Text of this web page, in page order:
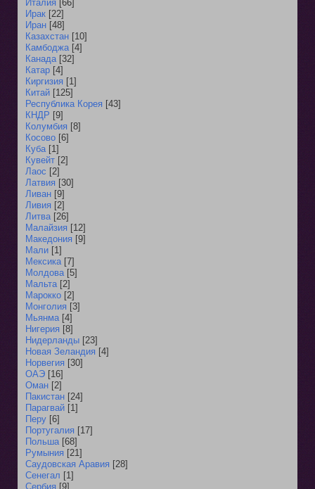
Италия [66]
Ирак [22]
Иран [48]
Казахстан [10]
Камбоджа [4]
Канада [32]
Катар [4]
Киргизия [1]
Китай [125]
Республика Корея [43]
КНДР [9]
Колумбия [8]
Косово [6]
Куба [1]
Кувейт [2]
Лаос [2]
Латвия [30]
Ливан [9]
Ливия [2]
Литва [26]
Малайзия [12]
Македония [9]
Мали [1]
Мексика [7]
Молдова [5]
Мальта [2]
Марокко [2]
Монголия [3]
Мьянма [4]
Нигерия [8]
Нидерланды [23]
Новая Зеландия [4]
Норвегия [30]
ОАЭ [16]
Оман [2]
Пакистан [24]
Парагвай [1]
Перу [6]
Португалия [17]
Польша [68]
Румыния [21]
Саудовская Аравия [28]
Сенегал [1]
Сербия [9]